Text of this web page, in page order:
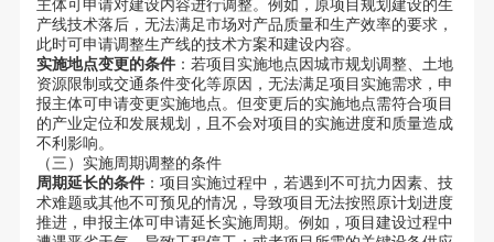
主体可申请对建设内容进行调整。例如，原项目规划建设的生
产线技术落后，无法满足市场对产品质量和生产效率的要求，
此时可申请调整生产线的技术方案和建设内容。
实施地点变更的条件：若项目实施地点因城市规划调整、土地
资源限制或交通条件变化等原因，无法满足项目实施需求，申
报主体可申请变更实施地点。但变更后的实施地点需符合项目
的产业定位和发展规划，且不会对项目的实施进度和质量造成
不利影响。
（三）实施周期调整的条件
周期延长的条件：项目实施过程中，若遇到不可抗力因素、技
术难题或其他不可预见的情况，导致项目无法按照原计划进度
推进，申报主体可申请延长实施周期。例如，项目建设过程中